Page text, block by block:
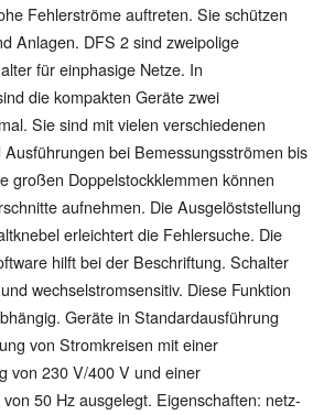
Fehlerströme auftreten. Sie schützen
Anlagen. DFS 2 sind zweipolige
für einphasige Netze. In
die kompakten Geräte zwei
Sie sind mit vielen verschiedenen
bei Bemessungsströmen bis
großen Doppelstockklemmen können
aufnehmen. Die Ausgelöststellung
erleichtert die Fehlersuche. Die
hilft bei der Beschriftung. Schalter
wechselstromsensitiv. Diese Funktion
Geräte in Standardausführung
von Stromkreisen mit einer
von 230 V/400 V und einer
50 Hz ausgelegt. Eigenschaften: netz-